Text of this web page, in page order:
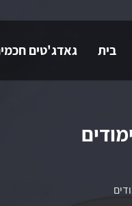
בית גאדג'טים